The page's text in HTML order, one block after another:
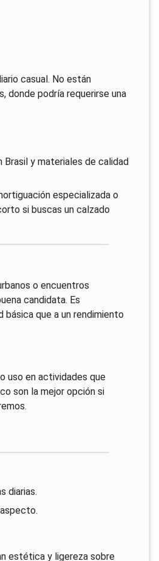
casual. No están
donde podría requerirse una
Brasil y materiales de calidad
especializada o
si buscas un calzado
o encuentros
candidata. Es
que a un rendimiento
uso en actividades que
son la mejor opción si
diarias.
estética y ligereza sobre